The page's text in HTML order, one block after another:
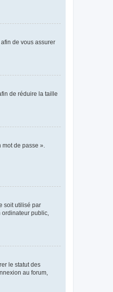
de vous assurer
de réduire la taille
de passe ».
soit utilisé par
public,
le statut des
au forum,